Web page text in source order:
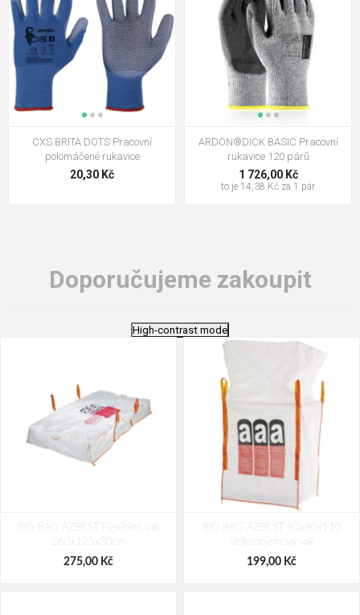
CXS BRITA DOTS Pracovní
polomáčené rukavice
20,30 Kč
ARDON®DICK BASIC Pracovní
rukavice 120 párů
1 726,00 Kč
to je 14,38 Kč za 1 pár
Doporučujeme zakoupit
High-contrast mode
BIG BAG AZBEST Flexibilní vak
260x125x30cm
275,00 Kč
BIG BAG AZBEST 90x90x110
Velkoobjemový vak
199,00 Kč